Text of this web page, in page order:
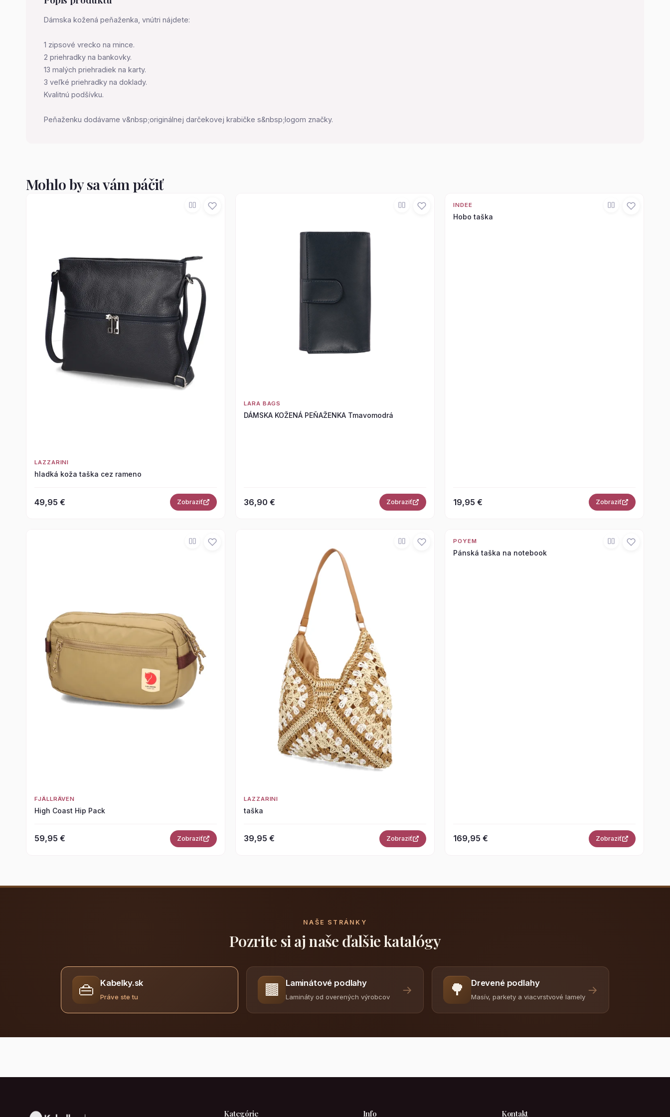
Dámska kožená peňaženka, vnútri nájdete:
1 zipsové vrecko na mince.
2 priehradky na bankovky.
13 malých priehradiek na karty.
3 veľké priehradky na doklady.
Kvalitnú podšívku.
Peňaženku dodávame v&nbsp;originálnej darčekovej krabičke s&nbsp;logom značky.
Mohlo by sa vám páčiť
LAZZARINI
hladká koža taška cez rameno
49,95 € Zobraziť
LARA BAGS
DÁMSKA KOŽENÁ PEŇAŽENKA Tmavomodrá
36,90 € Zobraziť
INDEE
Hobo taška
19,95 € Zobraziť
FJÄLLRÄVEN
High Coast Hip Pack
59,95 € Zobraziť
LAZZARINI
taška
39,95 € Zobraziť
POYEM
Pánská taška na notebook
169,95 € Zobraziť
NAŠE STRÁNKY
Pozrite si aj naše ďalšie katalógy
👜 Kabelky.sk
Práve ste tu 🟫 Laminátové podlahy
Lamináty od overených výrobcov
→ 🌳 Drevené podlahy
Masív, parkety a viacvrstvové lamely
→
Kategórie Info Kontakt